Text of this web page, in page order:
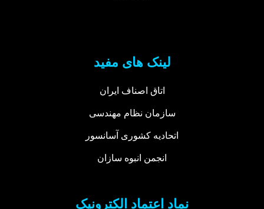
لینک های مفید
اتاق اصناف ایران
سازمان نظام مهندسی
اتحادیه کشوری آسانسور
انجمن انبوه سازان
نماد اعتماد الکترونیک